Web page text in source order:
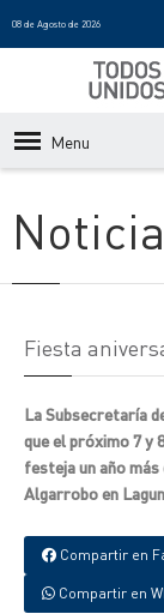
08 de Agosto de 2026
Menu
Fiesta
La Subsecretaría
que el próximo 7 y
festeja un año
Algarrobo en
Compartir en
Compartir en